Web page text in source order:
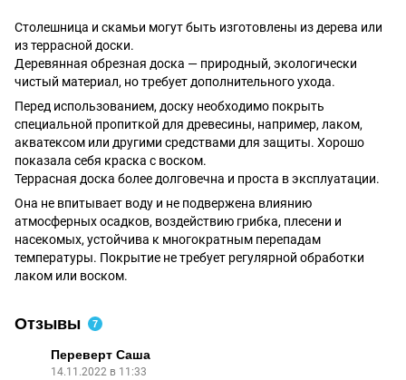
Столешница и скамьи могут быть изготовлены из дерева или
из террасной доски.
Деревянная обрезная доска — природный, экологически
чистый материал, но требует дополнительного ухода.
Перед использованием, доску необходимо покрыть
специальной пропиткой для древесины, например, лаком,
акватексом или другими средствами для защиты. Хорошо
показала себя краска с воском.
Террасная доска более долговечна и проста в эксплуатации.
Она не впитывает воду и не подвержена влиянию
атмосферных осадков, воздействию грибка, плесени и
насекомых, устойчива к многократным перепадам
температуры. Покрытие не требует регулярной обработки
лаком или воском.
Отзывы 7
Переверт Саша
14.11.2022 в 11:33